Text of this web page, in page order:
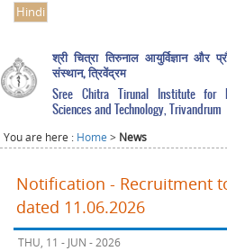
Hindi
श्री चित्रा तिरुनाल आयुर्विज्ञान और
संस्थान, त्रिवेंद्रम
Sree Chitra Tirunal Institute for
Sciences and Technology, Trivandrum
You are here : Home > News
Notification - Recruitment
dated 11.06.2026
THU, 11 - JUN - 2026